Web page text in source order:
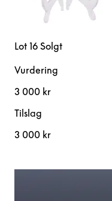
Lot 16 Solgt
Vurdering
3 000 kr
Tilslag
3 000 kr